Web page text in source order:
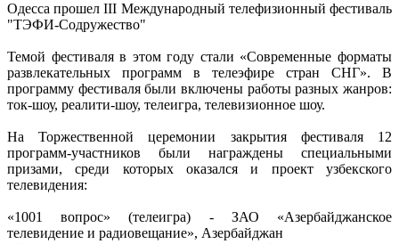
Одесса прошел III Международный телефизионный фестиваль
"ТЭФИ-Содружество"
Темой фестиваля в этом году стали «Современные форматы
развлекательных программ в телеэфире стран СНГ». В
программу фестиваля были включены работы разных жанров:
ток-шоу, реалити-шоу, телеигра, телевизионное шоу.
На Торжественной церемонии закрытия фестиваля 12
программ-участников были награждены специальными
призами, среди которых оказался и проект узбекского
телевидения:
«1001 вопрос» (телеигра) - ЗАО «Азербайджанское
телевидение и радиовещание», Азербайджан